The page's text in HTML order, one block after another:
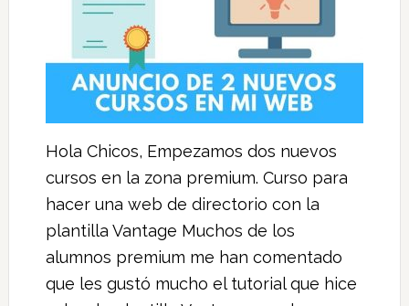
Hola Chicos, Empezamos dos nuevos
cursos en la zona premium. Curso para
hacer una web de directorio con la
plantilla Vantage Muchos de los
alumnos premium me han comentado
que les gustó mucho el tutorial que hice